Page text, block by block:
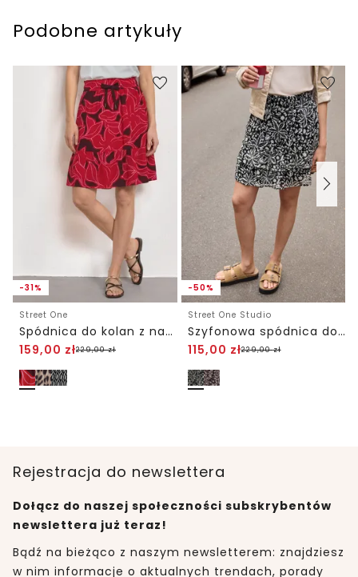
Podobne artykuły
-31%
Street One
Spódnica do kolan z nadrukiem i falbaną
159,00 zł229,00zł
-50%
Street One Studio
Szyfonowa spódnica do kolan z falbanami
115,00 zł229,00zł
Rejestracja do newslettera
Dołącz do naszej społeczności subskrybentów
newslettera już teraz!
Bądź na bieżąco z naszym newsletterem: znajdziesz
w nim informacje o aktualnych trendach, porady